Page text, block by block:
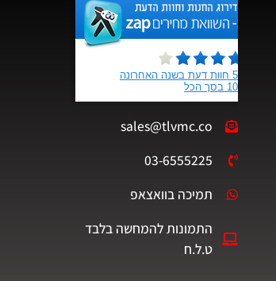
sales@tlvmc.co
03-6555225
תמיכה בוואצאפ
התמונות להמחשה בלבד
ט.ל.ח